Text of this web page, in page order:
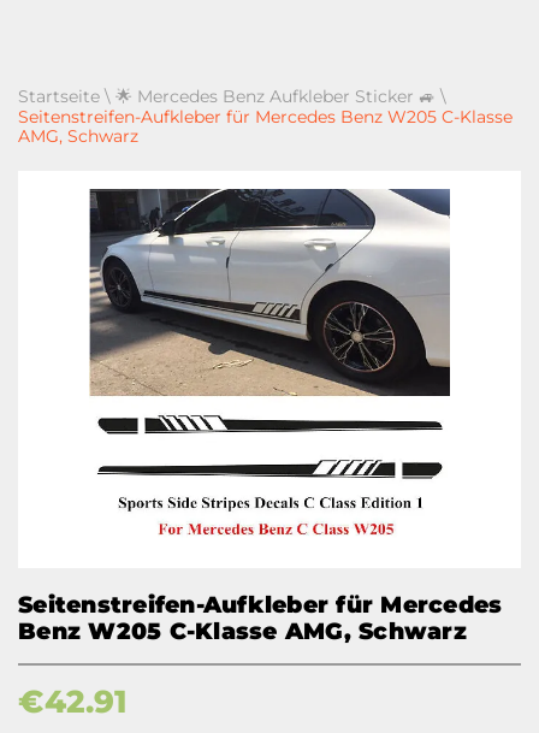
Startseite \ 🌟 Mercedes Benz Aufkleber Sticker 🚙 \
Seitenstreifen-Aufkleber für Mercedes Benz W205 C-Klasse
AMG, Schwarz
Seitenstreifen-Aufkleber für Mercedes
Benz W205 C-Klasse AMG, Schwarz
€42.91